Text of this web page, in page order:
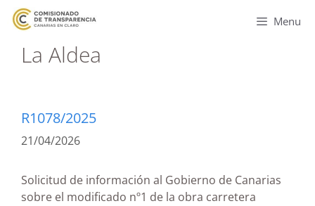
Menu
La Aldea
R1078/2025
21/04/2026
Solicitud de información al Gobierno de Canarias
sobre el modificado nº1 de la obra carretera